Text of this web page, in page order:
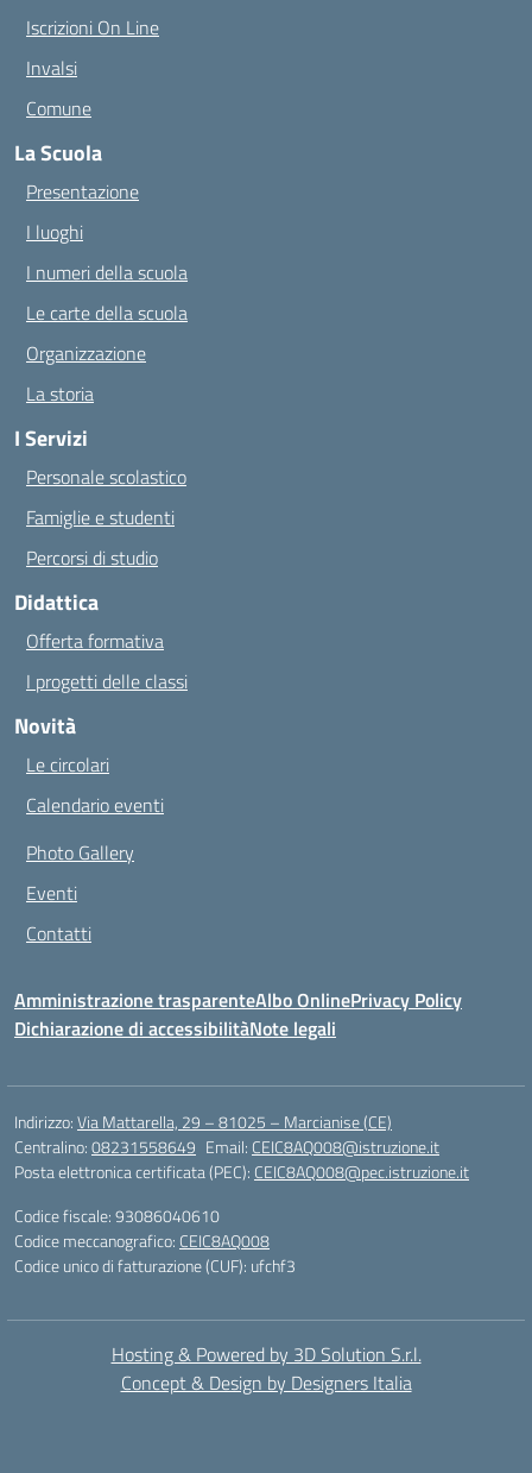
Iscrizioni On Line
Invalsi
Comune
La Scuola
Presentazione
I luoghi
I numeri della scuola
Le carte della scuola
Organizzazione
La storia
I Servizi
Personale scolastico
Famiglie e studenti
Percorsi di studio
Didattica
Offerta formativa
I progetti delle classi
Novità
Le circolari
Calendario eventi
Photo Gallery
Eventi
Contatti
Amministrazione trasparenteAlbo OnlinePrivacy Policy
Dichiarazione di accessibilitàNote legali
Indirizzo:Via Mattarella, 29 – 81025 – Marcianise (CE)
Centralino:08231558649 Email: CEIC8AQ008@istruzione.it
Posta elettronica certificata (PEC): CEIC8AQ008@pec.istruzione.it
Codice fiscale: 93086040610
Codice meccanografico: CEIC8AQ008
Codice unico di fatturazione (CUF): ufchf3
Hosting & Powered by 3D Solution S.r.l.
Concept & Design by Designers Italia